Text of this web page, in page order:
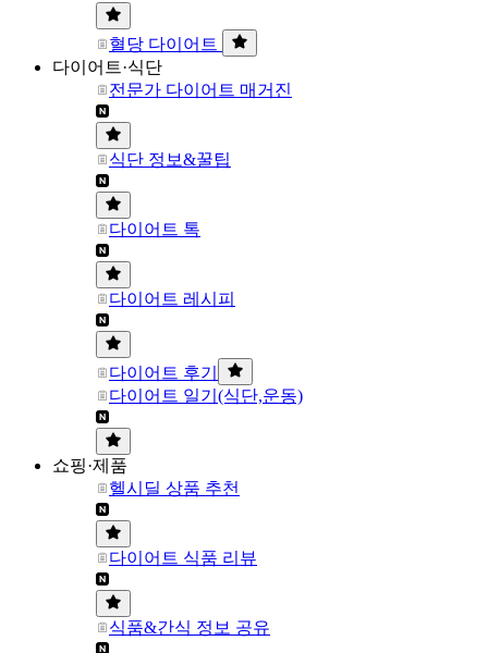
혈당 다이어트
다이어트·식단
전문가 다이어트 매거진
식단 정보&꿀팁
다이어트 톡
다이어트 레시피
다이어트 후기
다이어트 일기(식단,운동)
쇼핑·제품
헬시딜 상품 추천
다이어트 식품 리뷰
식품&간식 정보 공유